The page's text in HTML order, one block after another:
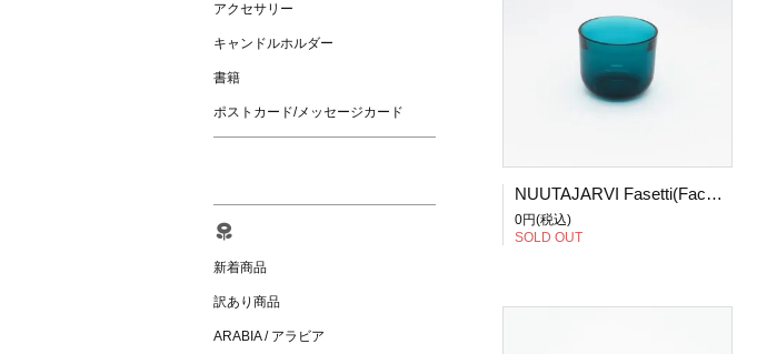
NUUTAJARVI Fasetti(Facet)/ファセッティ グラス ターコイズ
0円(税込)
SOLD OUT
アクセサリー
キャンドルホルダー
書籍
ポストカード/メッセージカード
新着商品
訳あり商品
ARABIA / アラビア